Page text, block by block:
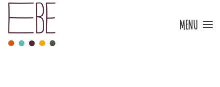
Skip to main content MENU